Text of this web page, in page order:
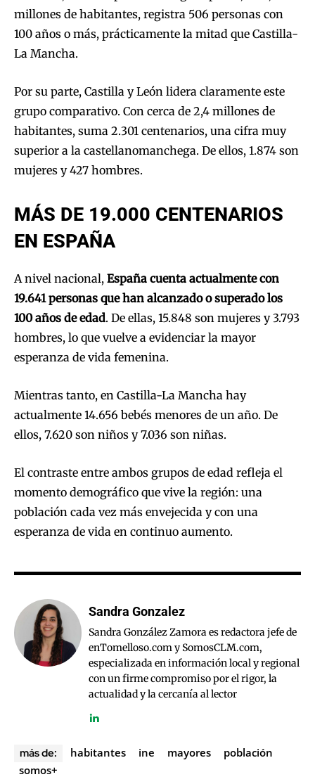
millones de habitantes, registra 506 personas con
100 años o más, prácticamente la mitad que Castilla-
La Mancha.
Por su parte, Castilla y León lidera claramente este
grupo comparativo. Con cerca de 2,4 millones de
habitantes, suma 2.301 centenarios, una cifra muy
superior a la castellanomanchega. De ellos, 1.874 son
mujeres y 427 hombres.
MÁS DE 19.000 CENTENARIOS
EN ESPAÑA
A nivel nacional, España cuenta actualmente con
19.641 personas que han alcanzado o superado los
100 años de edad. De ellas, 15.848 son mujeres y 3.793
hombres, lo que vuelve a evidenciar la mayor
esperanza de vida femenina.
Mientras tanto, en Castilla-La Mancha hay
actualmente 14.656 bebés menores de un año. De
ellos, 7.620 son niños y 7.036 son niñas.
El contraste entre ambos grupos de edad refleja el
momento demográfico que vive la región: una
población cada vez más envejecida y con una
esperanza de vida en continuo aumento.
Sandra Gonzalez
Sandra González Zamora es redactora jefe de
enTomelloso.com y SomosCLM.com,
especializada en información local y regional
con un firme compromiso por el rigor, la
actualidad y la cercanía al lector
más de: habitantes ine mayores
población
somos+